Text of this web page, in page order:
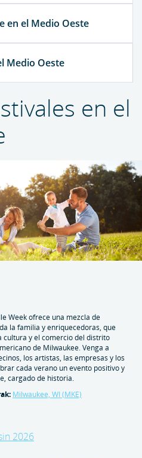
en el Medio Oeste
Medio Oeste
en el
Week ofrece una mezcla de
la familia y enriquecedoras, que
y el comercio del distrito
de Milwaukee. Venga a
los artistas, las empresas y los
cada verano un evento positivo y
cargado de historia.
Milwaukee, WI (MKE)
2026